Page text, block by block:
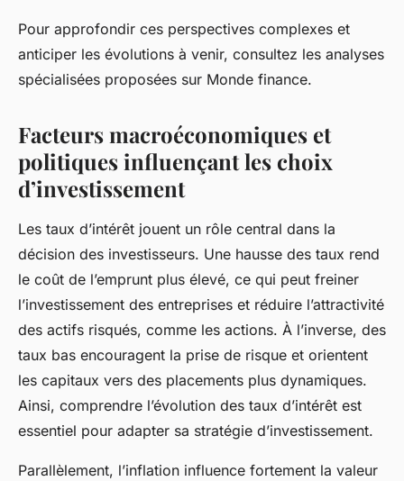
Pour approfondir ces perspectives complexes et
anticiper les évolutions à venir, consultez les analyses
spécialisées proposées sur Monde finance.
Facteurs macroéconomiques et
politiques influençant les choix
d’investissement
Les taux d’intérêt jouent un rôle central dans la
décision des investisseurs. Une hausse des taux rend
le coût de l’emprunt plus élevé, ce qui peut freiner
l’investissement des entreprises et réduire l’attractivité
des actifs risqués, comme les actions. À l’inverse, des
taux bas encouragent la prise de risque et orientent
les capitaux vers des placements plus dynamiques.
Ainsi, comprendre l’évolution des taux d’intérêt est
essentiel pour adapter sa stratégie d’investissement.
Parallèlement, l’inflation influence fortement la valeur